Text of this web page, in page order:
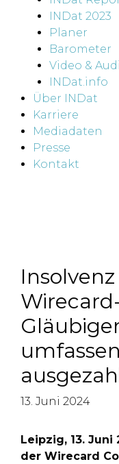
INDat 2023
Planer
Barometer
Video &
INDat.info
Über INDat
Karriere
Mediadaten
Presse
Kontakt
13. Juni 2024
Leipzig, 13.
der Wirecard